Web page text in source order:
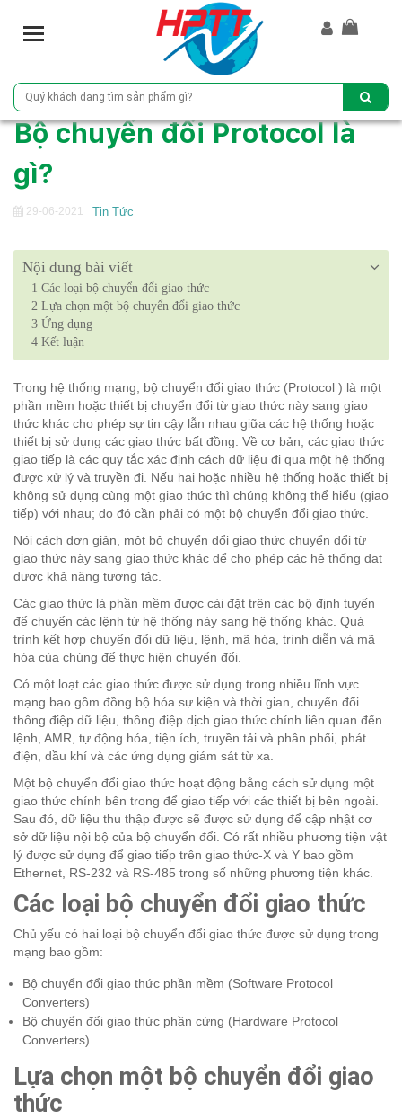
T
l
e
n
a
i
a
t
i
o
n
Bộ chuyển đổi Protocol là
gì?
29-06-2021 Tin Tức
Nội dung bài viết
1 Các loại bộ chuyển đổi giao thức
2 Lựa chọn một bộ chuyển đổi giao thức
3 Ứng dụng
4 Kết luận
Trong hệ thống mạng, bộ chuyển đổi giao thức (Protocol ) là một
phần mềm hoặc thiết bị chuyển đổi từ giao thức này sang giao
thức khác cho phép sự tin cậy lẫn nhau giữa các hệ thống hoặc
thiết bị sử dụng các giao thức bất đồng. Về cơ bản, các giao thức
giao tiếp là các quy tắc xác định cách dữ liệu đi qua một hệ thống
được xử lý và truyền đi. Nếu hai hoặc nhiều hệ thống hoặc thiết bị
không sử dụng cùng một giao thức thì chúng không thể hiểu (giao
tiếp) với nhau; do đó cần phải có một bộ chuyển đổi giao thức.
Nói cách đơn giản, một bộ chuyển đổi giao thức chuyển đổi từ
giao thức này sang giao thức khác để cho phép các hệ thống đạt
được khả năng tương tác.
Các giao thức là phần mềm được cài đặt trên các bộ định tuyến
để chuyển các lệnh từ hệ thống này sang hệ thống khác. Quá
trình kết hợp chuyển đổi dữ liệu, lệnh, mã hóa, trình diễn và mã
hóa của chúng để thực hiện chuyển đổi.
Có một loạt các giao thức được sử dụng trong nhiều lĩnh vực
mạng bao gồm đồng bộ hóa sự kiện và thời gian, chuyển đổi
thông điệp dữ liệu, thông điệp dịch giao thức chính liên quan đến
lệnh, AMR, tự động hóa, tiện ích, truyền tải và phân phối, phát
điện, dầu khí và các ứng dụng giám sát từ xa.
Một bộ chuyển đổi giao thức hoạt động bằng cách sử dụng một
giao thức chính bên trong để giao tiếp với các thiết bị bên ngoài.
Sau đó, dữ liệu thu thập được sẽ được sử dụng để cập nhật cơ
sở dữ liệu nội bộ của bộ chuyển đổi. Có rất nhiều phương tiện vật
lý được sử dụng để giao tiếp trên giao thức-X và Y bao gồm
Ethernet, RS-232 và RS-485 trong số những phương tiện khác.
Các loại bộ chuyển đổi giao thức
Chủ yếu có hai loại bộ chuyển đổi giao thức được sử dụng trong
mạng bao gồm:
Bộ chuyển đổi giao thức phần mềm (Software Protocol
Converters)
Bộ chuyển đổi giao thức phần cứng (Hardware Protocol
Converters)
Lựa chọn một bộ chuyển đổi giao
thức